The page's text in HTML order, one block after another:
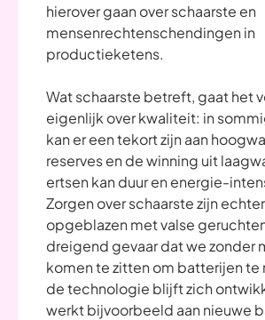
hierover gaan over schaarste en
mensenrechtenschendingen in
productieketens.
Wat schaarste betreft, gaat het
eigenlijk over kwaliteit: in
kan er een tekort zijn aan
reserves en de winning uit
ertsen kan duur en energie-
Zorgen over schaarste zijn
opgeblazen met valse
dreigend gevaar dat we zonder
komen te zitten om batterijen te
de technologie blijft zich
werkt bijvoorbeeld aan nieuwe